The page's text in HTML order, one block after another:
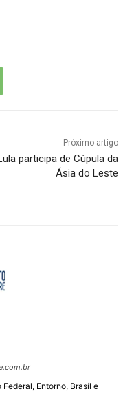
Próximo artigo
participa de Cúpula da
Ásia do Leste
Entorno, Brasíl e